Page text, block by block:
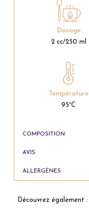
COMPOSITION
AVIS
ALLERGÈNES
Dosage
2 cc/250 ml
Température
95°C
Découvrez également :